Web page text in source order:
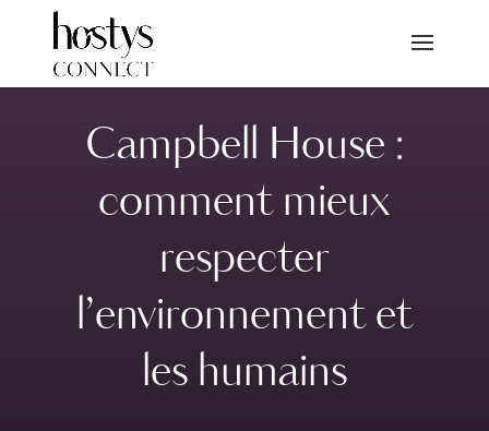
Campbell House :
comment mieux
respecter
l’environnement et
les humains